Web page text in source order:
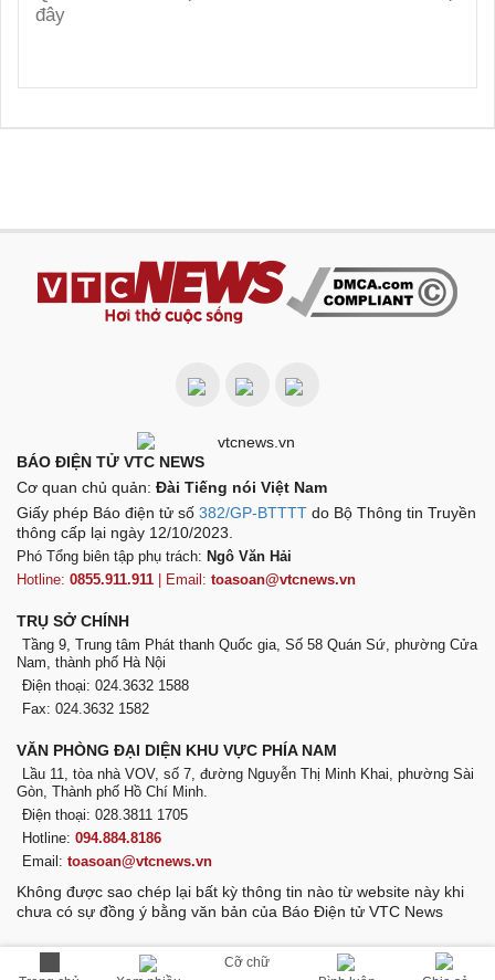
Cỡ chữ
BÁO ĐIỆN TỬ VTC NEWS
Cơ quan chủ quản: Đài Tiếng nói Việt Nam
Giấy phép Báo điện tử số 382/GP-BTTTT do Bộ Thông tin Truyền
thông cấp lại ngày 12/10/2023.
Phó Tổng biên tập phụ trách: Ngô Văn Hải
Hotline: 0855.911.911 | Email: toasoan@vtcnews.vn
TRỤ SỞ CHÍNH
Tầng 9, Trung tâm Phát thanh Quốc gia, Số 58 Quán Sứ, phường Cửa
Nam, thành phố Hà Nội
Điện thoại: 024.3632 1588
Fax: 024.3632 1582
VĂN PHÒNG ĐẠI DIỆN KHU VỰC PHÍA NAM
Lầu 11, tòa nhà VOV, số 7, đường Nguyễn Thị Minh Khai, phường Sài
Gòn, Thành phố Hồ Chí Minh.
Điện thoại: 028.3811 1705
Hotline: 094.884.8186
Email: toasoan@vtcnews.vn
Không được sao chép lại bất kỳ thông tin nào từ website này khi
chưa có sự đồng ý bằng văn bản của Báo Điện tử VTC News